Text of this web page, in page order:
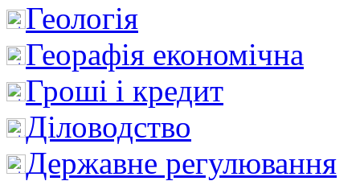
Геологія
Георафія економічна
Гроші і кредит
Діловодство
Державне регулювання